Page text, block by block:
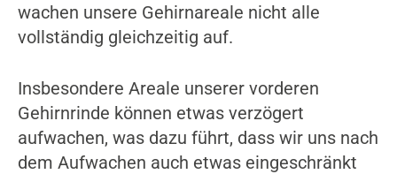
wachen unsere Gehirnareale nicht alle
vollständig gleichzeitig auf.
Insbesondere Areale unserer vorderen
Gehirnrinde können etwas verzögert
aufwachen, was dazu führt, dass wir uns nach
dem Aufwachen auch etwas eingeschränkt